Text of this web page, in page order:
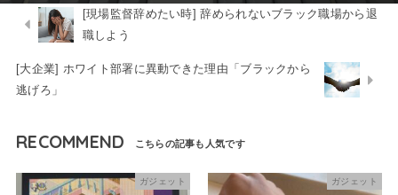
[現場監督辞めたい時] 辞められないブラック職場から退
職しよう
[大企業] ホワイト部署に異動できた理由「ブラックから
逃げろ」
RECOMMEND
ガジェット ガジェット